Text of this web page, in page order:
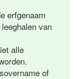
erfgenaam
van
alle
of